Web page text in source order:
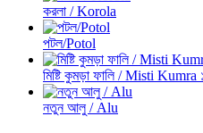
করলা / Korola
পটল/Potol
মিষ্টি কুমড়া ফালি / Misti Kumra
নতুন আলু / Alu